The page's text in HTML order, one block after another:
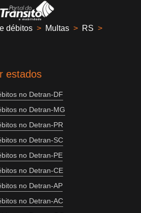
débitos > Multas > RS >
estados
no Detran-DF
no Detran-MG
no Detran-PR
no Detran-SC
no Detran-PE
no Detran-CE
no Detran-AP
no Detran-AC